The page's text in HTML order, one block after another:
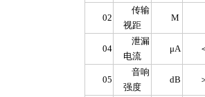
02
传输
视距
M
04
泄漏
电流
μA
05
音响
强度
dB